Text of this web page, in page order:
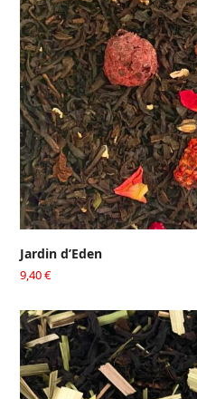
Jardin d’Eden
9,40€